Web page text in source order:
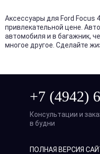
Аксессуары для Ford Focus
привлекательной цене.
автомобиля и в багажник,
многое другое. Сделайте
+7 (4942)
Консультации и
в будни
ПОЛНАЯ ВЕРСИЯ